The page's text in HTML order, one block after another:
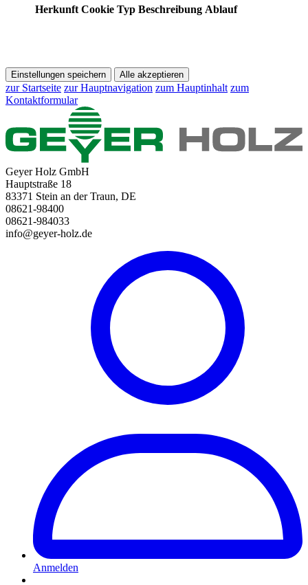
Herkunft Cookie Typ Beschreibung Ablauf
Einstellungen speichern Alle akzeptieren
zur Startseite zur Hauptnavigation zum Hauptinhalt zum
Kontaktformular
Geyer Holz GmbH
Hauptstraße 18
83371 Stein an der Traun, DE
08621-98400
08621-984033
info@geyer-holz.de
Anmelden